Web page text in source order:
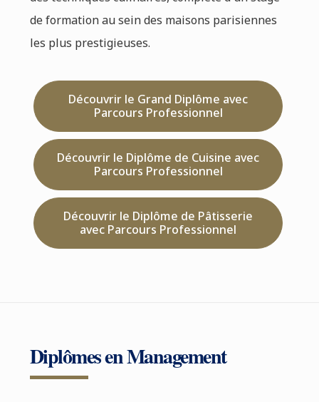
de formation au sein des maisons parisiennes
les plus prestigieuses.
Découvrir le Grand Diplôme avec
Parcours Professionnel
Découvrir le Diplôme de Cuisine avec
Parcours Professionnel
Découvrir le Diplôme de Pâtisserie
avec Parcours Professionnel
Diplômes en Management